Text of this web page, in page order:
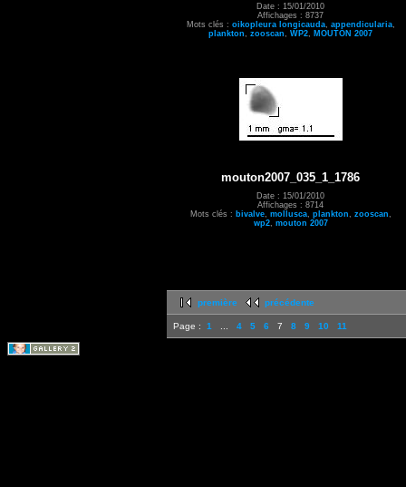
Date : 15/01/2010
Affichages : 8737
Mots clés : oikopleura longicauda, appendicularia,
plankton
zooscan WP2 MOUTON 2007
mouton2007_035_1_1786
Date : 15/01/2010
Affichages : 8714
Mots clés : bivalve, mollusca, plankton zooscan
wp2, mouton 2007
première précédente
Page : 1 4 5 6 7 8 9 10 11